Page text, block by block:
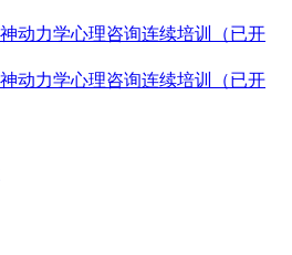
神动力学心理咨询连续培训（已开
神动力学心理咨询连续培训（已开